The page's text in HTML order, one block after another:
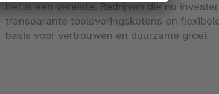
het is een vereiste. Bedrijven die nu
transparante toeleveringsketens en
basis voor vertrouwen en duurzame groei.